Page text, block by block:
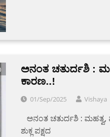
ಅನಂತ ಚತುರ್ದಶಿ :
ಕಾರಣ..!
01/Sep/2025 Vishaya
‌ಅನಂತ ಚತುರ್ದಶಿ :
ಶುಕ್ಲ ಪಕ್ಷದ